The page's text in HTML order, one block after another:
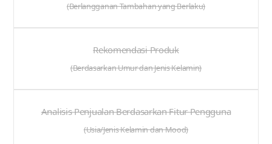
(Berlangganan Tambahan yang Berlaku)
Rekomendasi Produk
(Berdasarkan Umur dan Jenis Kelamin)
Analisis Penjualan Berdasarkan Fitur Pengguna
(Usia/Jenis Kelamin dan Mood)